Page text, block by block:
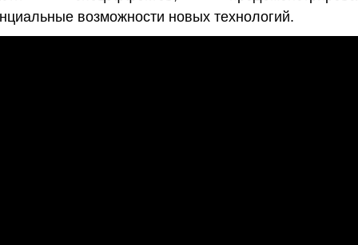
возможности новых технологий.